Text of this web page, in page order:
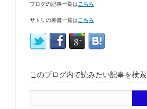
ブログの記事一覧はこちら
サトリの著書一覧はこちら
このブログ内で読みたい記事を検索